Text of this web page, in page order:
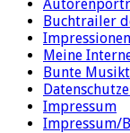
Buchtrailer
Meine
Bunte
Impressum
Impressum/